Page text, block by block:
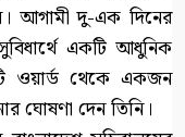
আগামী দু-এক দিনের
একটি আধুনিক
ওয়ার্ড থেকে একজন
ঘোষণা দেন তিনি।